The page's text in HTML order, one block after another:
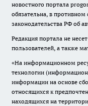
новостного портала
обязательна, в противном
законодательства РФ об
Редакция портала не
пользователей, а также
«На информационном
технологии
информации на основе
относящихся к
находящихся на